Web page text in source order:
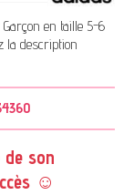
en taille 5-6
la description
de son
☺